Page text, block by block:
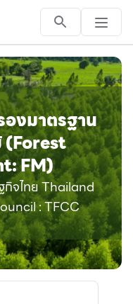
งมาตรฐาน
(Forest
FM)
กิจไทย Thailand
: TFCC